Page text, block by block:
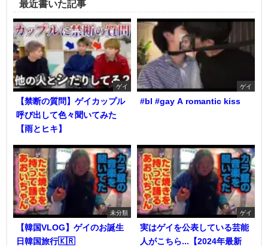
最近書いた記事
ゲイ
【禁断の質問】ゲイカップル
呼び出して色々聞いてみた
【雨とヒキ】
ゲイ
#bl #gay A romantic kiss
未分類
【韓国VLOG】ゲイのお誕生
日韓国旅行🇰🇷
ゲイ
実はゲイを公表している芸能
人がこちら...【2024年最新